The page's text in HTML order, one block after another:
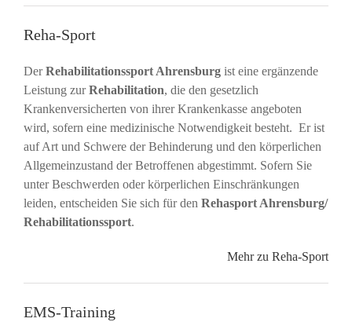
Reha-Sport
DerRehabilitationssport Ahrensburg ist eine ergänzende
Leistung zurRehabilitation, die den gesetzlich
Krankenversicherten von ihrer Krankenkasse angeboten
wird, sofern eine medizinische Notwendigkeit besteht. Er ist
auf Art und Schwere der Behinderung und den körperlichen
Allgemeinzustand der Betroffenen abgestimmt. Sofern Sie
unter Beschwerden oder körperlichen Einschränkungen
leiden, entscheiden Sie sich für den Rehasport Ahrensburg/
Rehabilitationssport.
Mehr zu Reha-Sport
EMS-Training